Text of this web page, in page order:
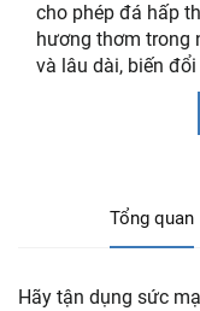
cho phép đá hấp
hương thơm trong
và lâu dài, biến
Tổng quan
Hãy tận dụng sức